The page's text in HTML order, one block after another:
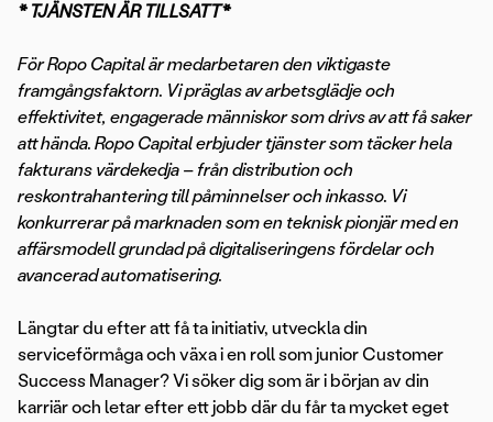
* TJÄNSTEN ÄR TILLSATT*
För Ropo Capital är medarbetaren den viktigaste
framgångsfaktorn. Vi präglas av arbetsglädje och
effektivitet, engagerade människor som drivs av att få saker
att hända. Ropo Capital erbjuder tjänster som täcker hela
fakturans värdekedja – från distribution och
reskontrahantering till påminnelser och inkasso. Vi
konkurrerar på marknaden som en teknisk pionjär med en
affärsmodell grundad på digitaliseringens fördelar och
avancerad automatisering.
Längtar du efter att få ta initiativ, utveckla din
serviceförmåga och växa i en roll som junior Customer
Success Manager? Vi söker dig som är i början av din
karriär och letar efter ett jobb där du får ta mycket eget